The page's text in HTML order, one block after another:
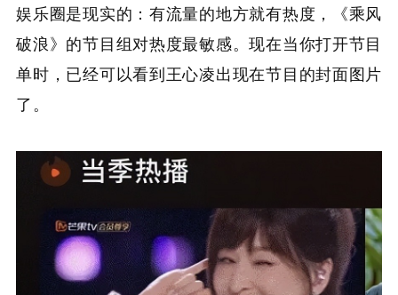
娱乐圈是现实的：有流量的地方就有热度，《乘风
破浪》的节目组对热度最敏感。现在当你打开节目
单时，已经可以看到王心凌出现在节目的封面图片
了。